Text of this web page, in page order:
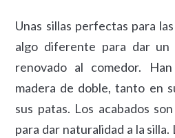
Unas sillas perfectas para
algo diferente para dar un
renovado al comedor.
madera de doble, tanto en
sus patas. Los acabados
para dar naturalidad a la